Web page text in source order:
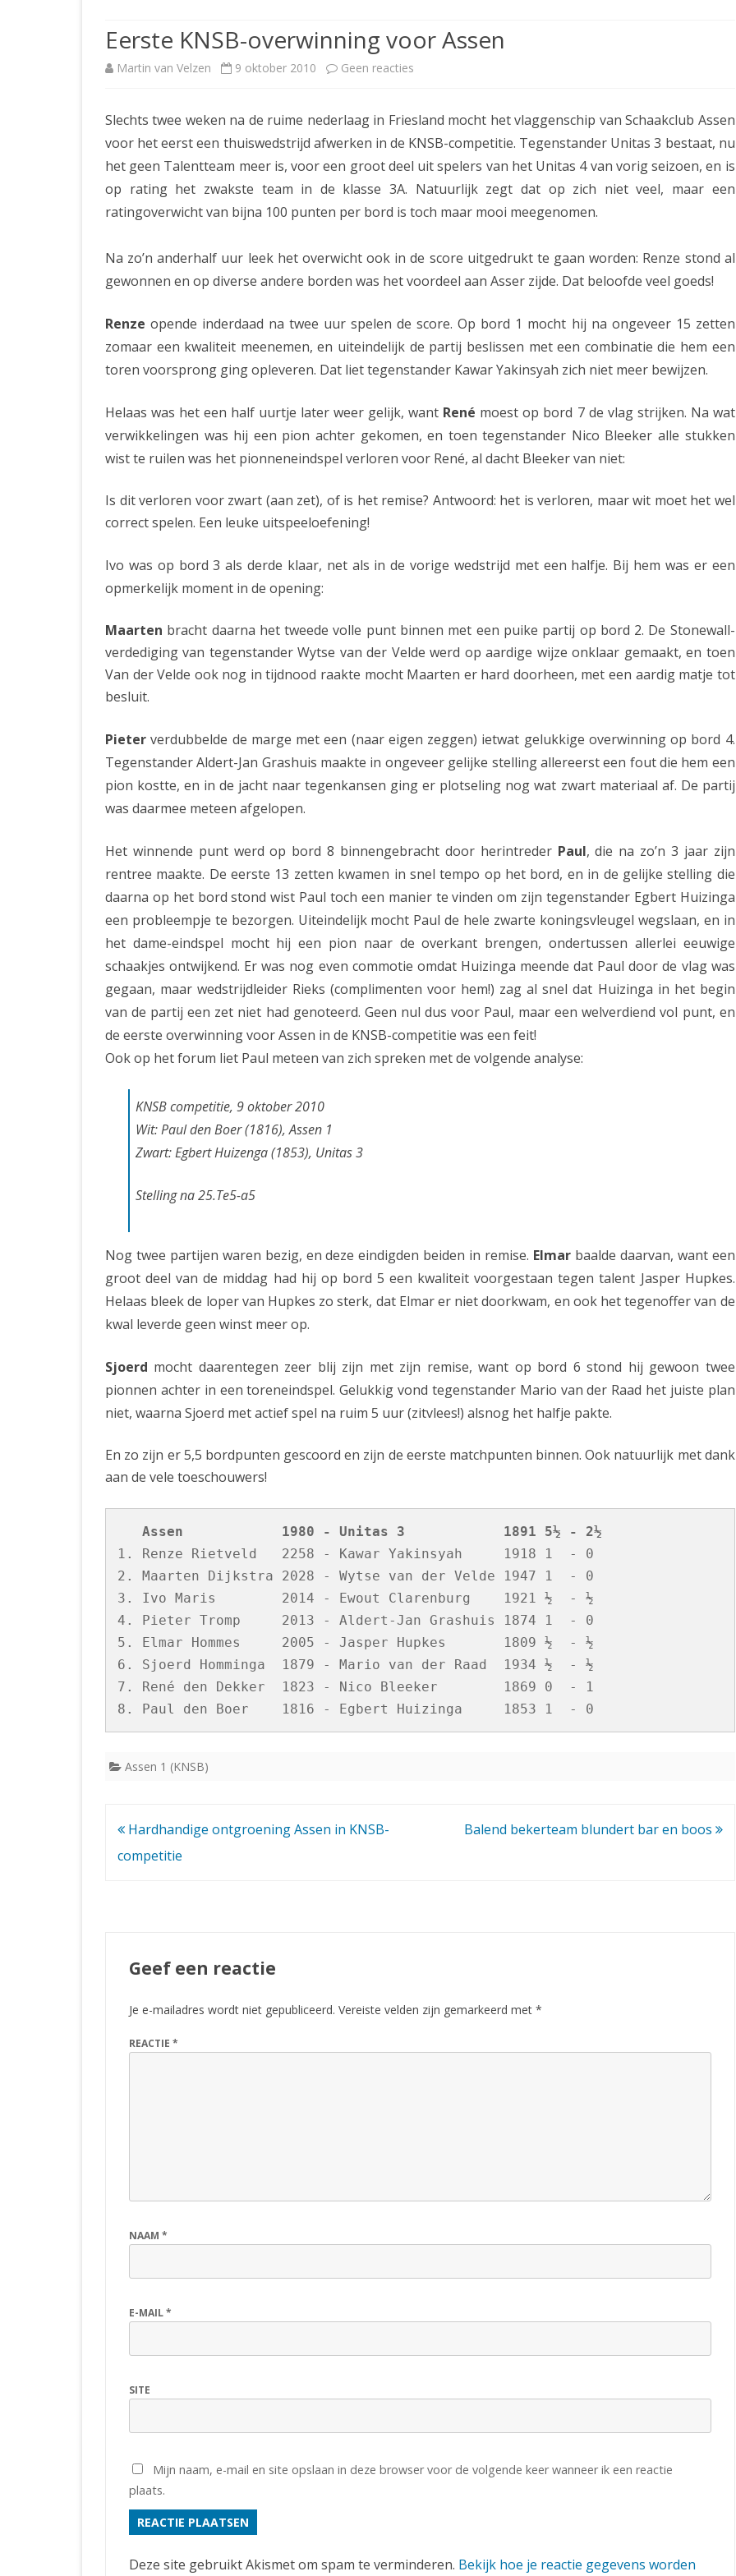
2025-2026
KNSB-RATINGLIJST
SNELSCHAAKKAMPIOENSCHAP
JEUGD 2025-2026
SPEELSCHEMA JEUGD
JEUGDKAMPIOENSCHAPPEN
ASSEN
ERELIJST JEUGD
JUBILEUMVIERKAMPEN UITSLAGENNOSBO-COMPETITIE 2025-2026
INTERNE COMPETITIES
Eerste KNSB-overwinning voor Assen
Martin van Velzen 9 oktober 2010 Geen reacties
E
r
s
N
S
-
o
e
i
v
o
A
s
n
Slechts twee weken na de ruime nederlaag in Friesland mocht het vlaggenschip van Schaakclub Assen
voor het eerst een thuiswedstrijd afwerken in de KNSB-competitie. Tegenstander Unitas 3 bestaat, nu
het geen Talentteam meer is, voor een groot deel uit spelers van het Unitas 4 van vorig seizoen, en is
op rating het zwakste team in de klasse 3A. Natuurlijk zegt dat op zich niet veel, maar een
ratingoverwicht van bijna 100 punten per bord is toch maar mooi meegenomen.
Na zo’n anderhalf uur leek het overwicht ook in de score uitgedrukt te gaan worden: Renze stond al
gewonnen en op diverse andere borden was het voordeel aan Asser zijde. Dat beloofde veel goeds!
Renze opende inderdaad na twee uur spelen de score. Op bord 1 mocht hij na ongeveer 15 zetten
zomaar een kwaliteit meenemen, en uiteindelijk de partij beslissen met een combinatie die hem een
toren voorsprong ging opleveren. Dat liet tegenstander Kawar Yakinsyah zich niet meer bewijzen.
Helaas was het een half uurtje later weer gelijk, want René moest op bord 7 de vlag strijken. Na wat
verwikkelingen was hij een pion achter gekomen, en toen tegenstander Nico Bleeker alle stukken
wist te ruilen was het pionneneindspel verloren voor René, al dacht Bleeker van niet:
Is dit verloren voor zwart (aan zet), of is het remise? Antwoord: het is verloren, maar wit moet het wel
correct spelen. Een leuke uitspeeloefening!
Ivo was op bord 3 als derde klaar, net als in de vorige wedstrijd met een halfje. Bij hem was er een
opmerkelijk moment in de opening:
Maarten bracht daarna het tweede volle punt binnen met een puike partij op bord 2. De Stonewall-
verdediging van tegenstander Wytse van der Velde werd op aardige wijze onklaar gemaakt, en toen
Van der Velde ook nog in tijdnood raakte mocht Maarten er hard doorheen, met een aardig matje tot
besluit.
Pieter verdubbelde de marge met een (naar eigen zeggen) ietwat gelukkige overwinning op bord 4.
Tegenstander Aldert-Jan Grashuis maakte in ongeveer gelijke stelling allereerst een fout die hem een
pion kostte, en in de jacht naar tegenkansen ging er plotseling nog wat zwart materiaal af. De partij
was daarmee meteen afgelopen.
Het winnende punt werd op bord 8 binnengebracht door herintreder Paul, die na zo’n 3 jaar zijn
rentree maakte. De eerste 13 zetten kwamen in snel tempo op het bord, en in de gelijke stelling die
daarna op het bord stond wist Paul toch een manier te vinden om zijn tegenstander Egbert Huizinga
een probleempje te bezorgen. Uiteindelijk mocht Paul de hele zwarte koningsvleugel wegslaan, en in
het dame-eindspel mocht hij een pion naar de overkant brengen, ondertussen allerlei eeuwige
schaakjes ontwijkend. Er was nog even commotie omdat Huizinga meende dat Paul door de vlag was
gegaan, maar wedstrijdleider Rieks (complimenten voor hem!) zag al snel dat Huizinga in het begin
van de partij een zet niet had genoteerd. Geen nul dus voor Paul, maar een welverdiend vol punt, en
de eerste overwinning voor Assen in de KNSB-competitie was een feit!
Ook op het forum liet Paul meteen van zich spreken met de volgende analyse:
KNSB competitie, 9 oktober 2010
Wit: Paul den Boer (1816), Assen 1
Zwart: Egbert Huizenga (1853), Unitas 3
Stelling na 25.Te5-a5
Nog twee partijen waren bezig, en deze eindigden beiden in remise. Elmar baalde daarvan, want een
groot deel van de middag had hij op bord 5 een kwaliteit voorgestaan tegen talent Jasper Hupkes.
Helaas bleek de loper van Hupkes zo sterk, dat Elmar er niet doorkwam, en ook het tegenoffer van de
kwal leverde geen winst meer op.
Sjoerd mocht daarentegen zeer blij zijn met zijn remise, want op bord 6 stond hij gewoon twee
pionnen achter in een toreneindspel. Gelukkig vond tegenstander Mario van der Raad het juiste plan
niet, waarna Sjoerd met actief spel na ruim 5 uur (zitvlees!) alsnog het halfje pakte.
En zo zijn er 5,5 bordpunten gescoord en zijn de eerste matchpunten binnen. Ook natuurlijk met dank
aan de vele toeschouwers!
   Assen            1980 - Unitas 3            1891 5½ - 2½
1. Renze Rietveld   2258 - Kawar Yakinsyah     1918 1  - 0
2. Maarten Dijkstra 2028 - Wytse van der Velde 1947 1  - 0
3. Ivo Maris        2014 - Ewout Clarenburg    1921 ½  - ½
4. Pieter Tromp     2013 - Aldert-Jan Grashuis 1874 1  - 0
5. Elmar Hommes     2005 - Jasper Hupkes       1809 ½  - ½
6. Sjoerd Homminga  1879 - Mario van der Raad  1934 ½  - ½
7. René den Dekker  1823 - Nico Bleeker        1869 0  - 1
Assen 1 (KNSB)
Bericht
navigatie
Hardhandige ontgroening Assen in KNSB-
competitie
Balend bekerteam blundert bar en boos
Geef een reactie
Je e-mailadres wordt niet gepubliceerd. Vereiste velden zijn gemarkeerd met *
REACTIE *
NAAM *
E-MAIL*
SITE
Mijn naam, e-mail en site opslaan in deze browser voor de volgende keer wanneer ik een reactie
plaats.
Deze site gebruikt Akismet om spam te verminderen. Bekijk hoe je reactie gegevens worden